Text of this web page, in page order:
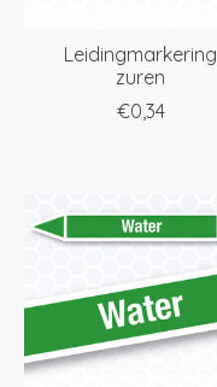
Leidingmarkering
zuren
€0,34